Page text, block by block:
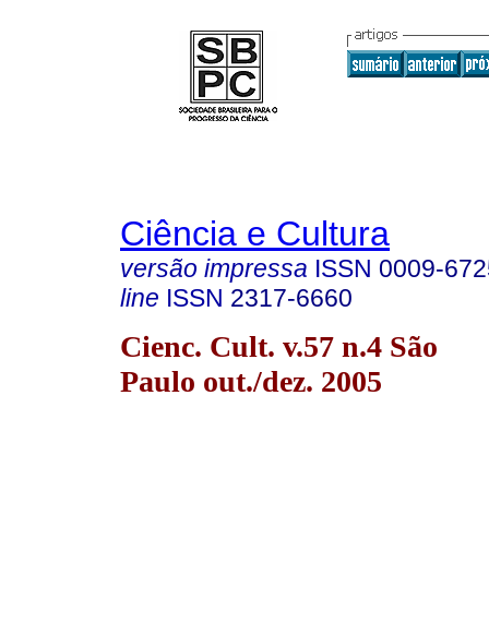
Ciência e Cultura
versão impressa ISSN 0009-
line ISSN 2317-6660
Cienc. Cult. v.57 n.4 São
Paulo out./dez. 2005